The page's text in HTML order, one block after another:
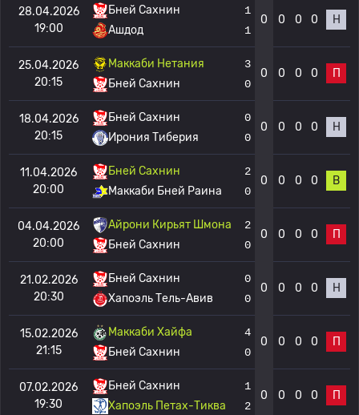
28.04.2026
19:00
Бней Сахнин
Ашдод
1
1
0 0 0 0 Н
25.04.2026
20:15
Маккаби Нетания
Бней Сахнин
3
0
0 0 0 0 П
18.04.2026
20:15
Бней Сахнин
Ирония Тиберия
0
0
0 0 0 0 Н
11.04.2026
20:00
Бней Сахнин
Маккаби Бней Раина
2
0
0 0 0 0 В
04.04.2026
20:00
Айрони Кирьят Шмона
Бней Сахнин
2
0
0 0 0 0 П
21.02.2026
20:30
Бней Сахнин
Хапоэль Тель-Авив
0
0
0 0 0 0 Н
15.02.2026
21:15
Маккаби Хайфа
Бней Сахнин
4
0
0 0 0 0 П
07.02.2026
19:30
Бней Сахнин
Хапоэль Петах-Тиква
1
2
0 0 0 0 П